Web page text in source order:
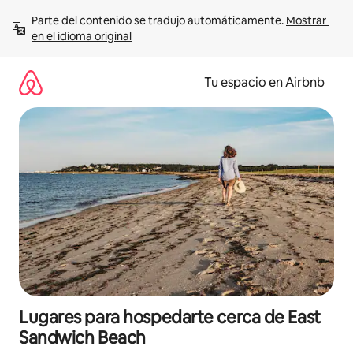
contenido
Parte del contenido se tradujo automáticamente. Mostrar
en el idioma original
Tu espacio en Airbnb
Lugares para hospedarte cerca de East
Sandwich Beach